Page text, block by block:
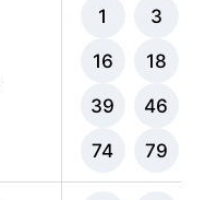
1 3
16 18
39 46
74 79